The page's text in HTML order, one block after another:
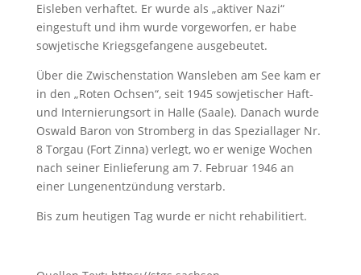
Eisleben verhaftet. Er wurde als „aktiver Nazi“
eingestuft und ihm wurde vorgeworfen, er habe
sowjetische Kriegsgefangene ausgebeutet.
Über die Zwischenstation Wansleben am See kam er
in den „Roten Ochsen“, seit 1945 sowjetischer Haft-
und Internierungsort in Halle (Saale). Danach wurde
Oswald Baron von Stromberg in das Speziallager Nr.
8 Torgau (Fort Zinna) verlegt, wo er wenige Wochen
nach seiner Einlieferung am 7. Februar 1946 an
einer Lungenentzündung verstarb.
Bis zum heutigen Tag wurde er nicht rehabilitiert.